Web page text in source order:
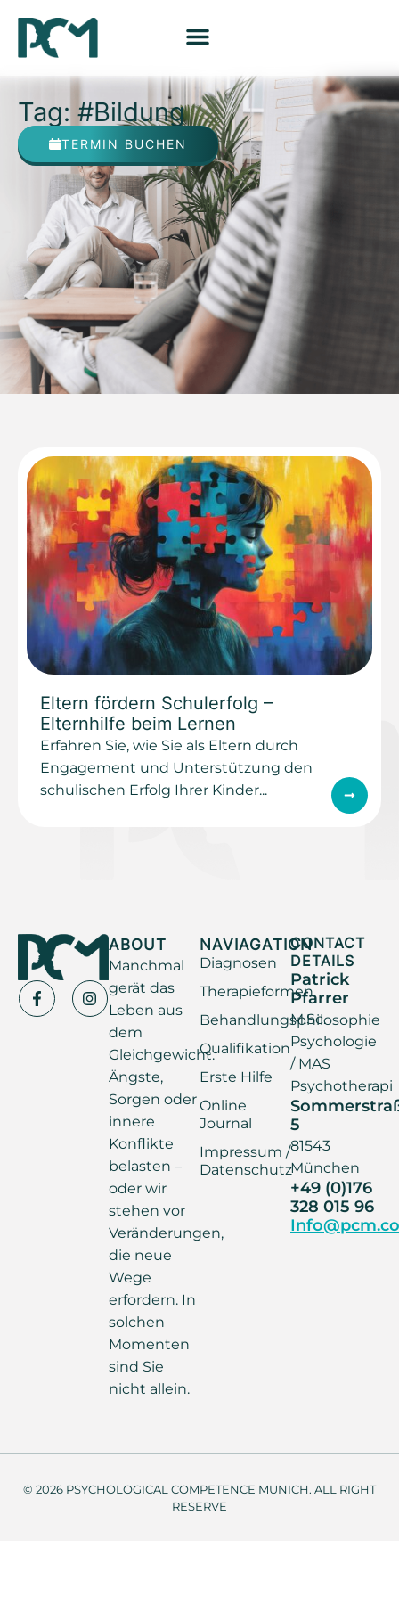
Tag: #Bildung
TERMIN BUCHEN
Eltern fördern Schulerfolg –
Elternhilfe beim Lernen
Erfahren Sie, wie Sie als Eltern durch
Engagement und Unterstützung den
schulischen Erfolg Ihrer Kinder...
ABOUT
Manchmal
gerät das
Leben aus
dem
Gleichgewicht.
Ängste,
Sorgen oder
innere
Konflikte
belasten –
oder wir
stehen vor
Veränderungen,
die neue
Wege
erfordern. In
solchen
Momenten
sind Sie
nicht allein.
NAVIAGATION
Diagnosen
Therapieformen
Behandlungsphilosophie
Qualifikation
Erste Hilfe
Online
Journal
Impressum /
Datenschutz
CONTACT
DETAILS
Patrick
Pfarrer
M.Sc.
Psychologie
/ MAS
Psychotherapi
5
81543
München
+49 (0)176
328 015 96
© 2026 PSYCHOLOGICAL COMPETENCE MUNICH. ALL RIGHT
RESERVE